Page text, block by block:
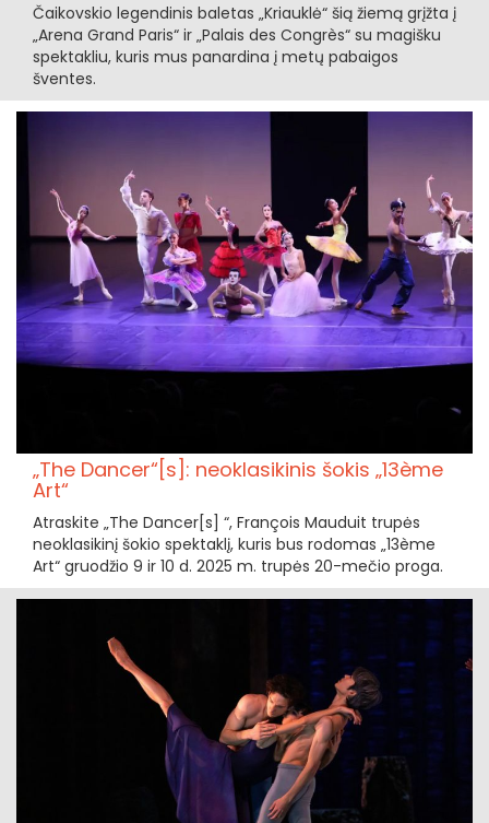
Čaikovskio legendinis baletas „Kriauklė“ šią žiemą grįžta į
„Arena Grand Paris“ ir „Palais des Congrès“ su magišku
spektakliu, kuris mus panardina į metų pabaigos
šventes.
„The Dancer“[s]: neoklasikinis šokis „13ème
Art“
Atraskite „The Dancer[s] “, François Mauduit trupės
neoklasikinį šokio spektaklį, kuris bus rodomas „13ème
Art“ gruodžio 9 ir 10 d. 2025 m. trupės 20-mečio proga.